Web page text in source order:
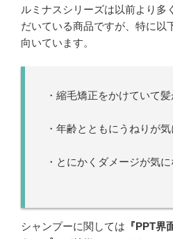
ルミナスシリーズは以前より多
だいている商品ですが、特に以
向いています。
・縮毛矯正をかけていて
・年齢とともにうねりが
・とにかくダメージが気に
シャンプーに関しては 『PPT界